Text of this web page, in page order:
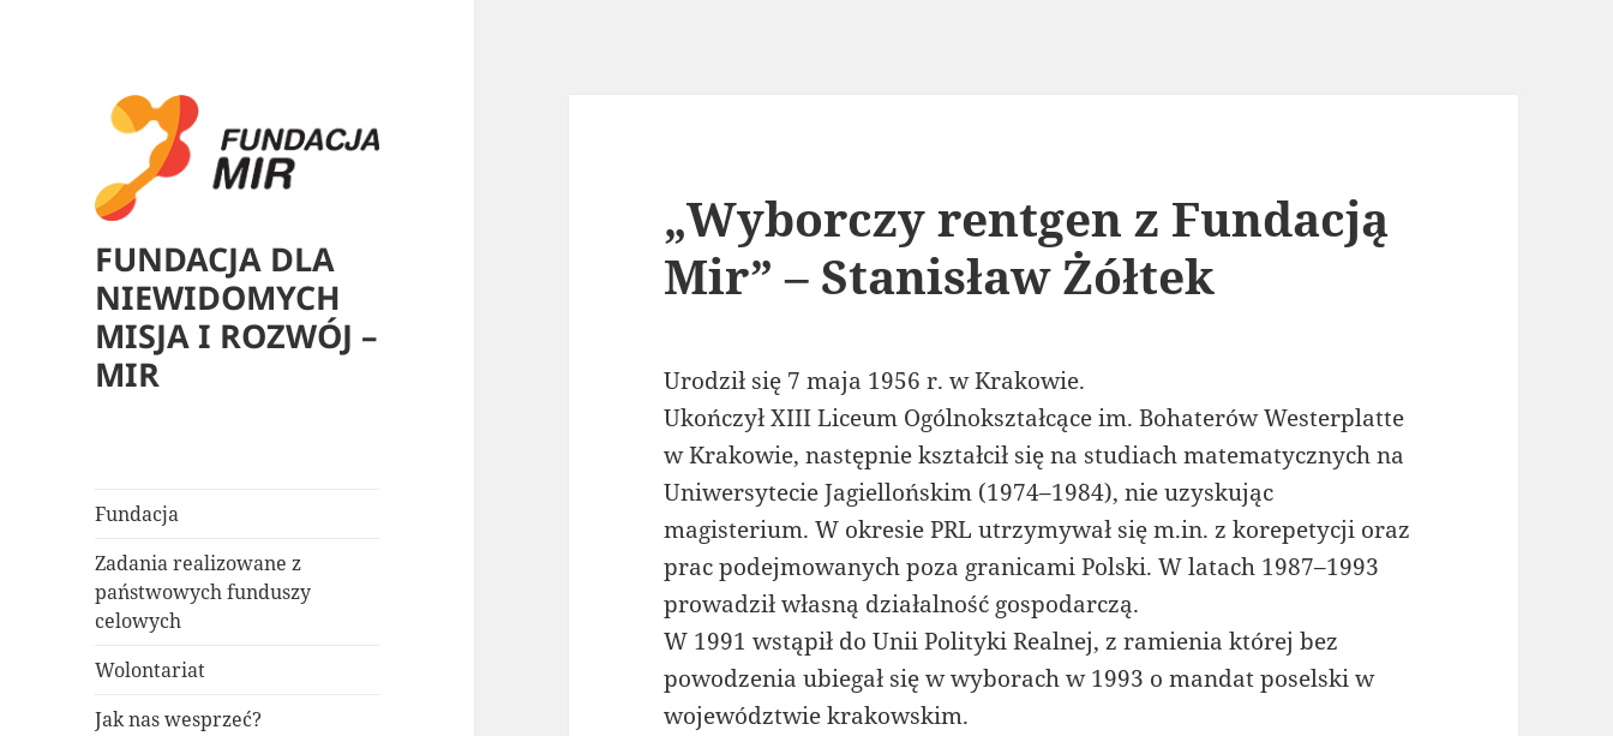
FUNDACJA DLA
NIEWIDOMYCH
MISJA I ROZWÓJ –
MIR
Fundacja
Zadania realizowane z
państwowych funduszy
celowych
Wolontariat
Jak nas wesprzeć?
„Wyborczy rentgen z Fundacją
Mir” – Stanisław Żółtek
Urodził się 7 maja 1956 r. w Krakowie.
Ukończył XIII Liceum Ogólnokształcące im. Bohaterów Westerplatte
w Krakowie, następnie kształcił się na studiach matematycznych na
Uniwersytecie Jagiellońskim (1974–1984), nie uzyskując
magisterium. W okresie PRL utrzymywał się m.in. z korepetycji oraz
prac podejmowanych poza granicami Polski. W latach 1987–1993
prowadził własną działalność gospodarczą.
W 1991 wstąpił do Unii Polityki Realnej, z ramienia której bez
powodzenia ubiegał się w wyborach w 1993 o mandat poselski w
województwie krakowskim.